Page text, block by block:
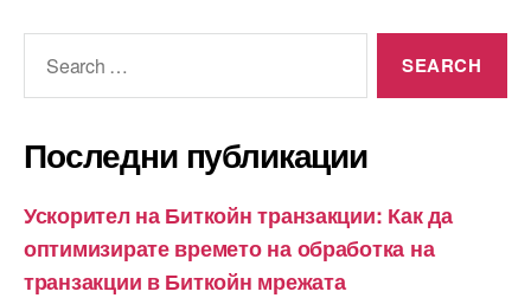
Последни публикации
Ускорител на Биткойн транзакции: Как да
оптимизирате времето на обработка на
транзакции в Биткойн мрежата